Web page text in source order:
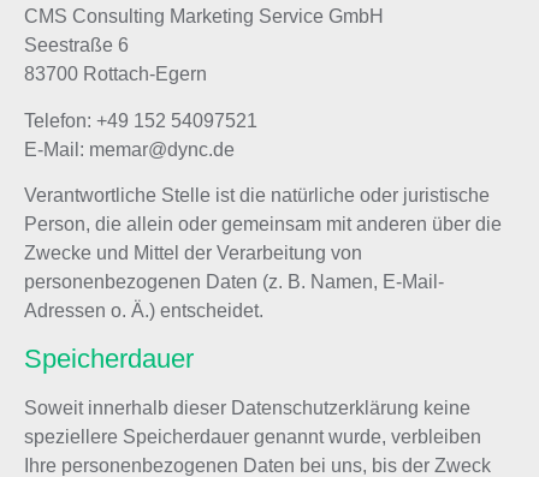
CMS Consulting Marketing Service GmbH
Seestraße 6
83700 Rottach-Egern
Telefon: +49 152 54097521
E-Mail: memar@dync.de
Verantwortliche Stelle ist die natürliche oder juristische
Person, die allein oder gemeinsam mit anderen über die
Zwecke und Mittel der Verarbeitung von
personenbezogenen Daten (z. B. Namen, E-Mail-
Adressen o. Ä.) entscheidet.
Speicherdauer
Soweit innerhalb dieser Datenschutzerklärung keine
speziellere Speicherdauer genannt wurde, verbleiben
Ihre personenbezogenen Daten bei uns, bis der Zweck